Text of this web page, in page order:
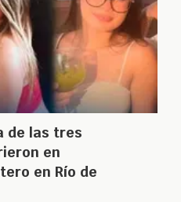
de las tres
en
en Río de